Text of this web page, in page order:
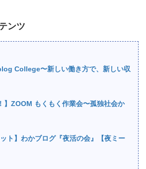
ンツ
College〜新しい働き方で、新しい収
】ZOOM もくもく作業会〜孤独社会か
ット】わかブログ『夜活の会』【夜ミー